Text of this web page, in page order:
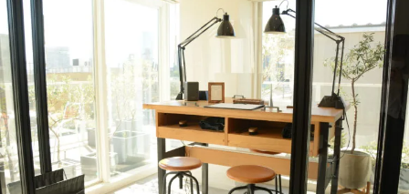
工房一覧
よくあるご質問
アフターケア・保証
CRAFYについて
結婚指輪手作り工房のご案内
表参道店 来店ご予約
吉祥寺店 来店ご予約
鎌倉店 来店ご予約